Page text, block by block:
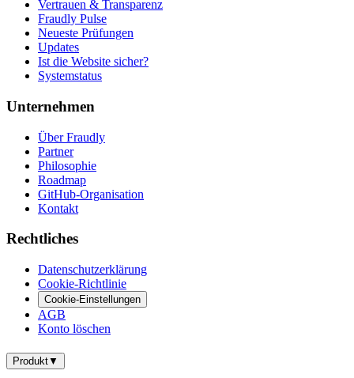
Vertrauen & Transparenz
Fraudly Pulse
Neueste Prüfungen
Updates
Ist die Website sicher?
Systemstatus
Unternehmen
Über Fraudly
Partner
Philosophie
Roadmap
GitHub-Organisation
Kontakt
Rechtliches
Datenschutzerklärung
Cookie-Richtlinie
Cookie-Einstellungen
AGB
Konto löschen
Produkt▼